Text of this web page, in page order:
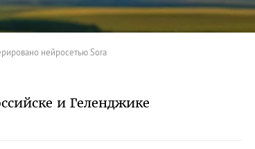
нейросетью Sora
и Геленджике